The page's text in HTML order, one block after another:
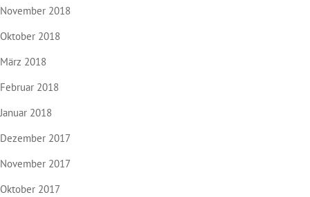
November 2018
Oktober 2018
März 2018
Februar 2018
Januar 2018
Dezember 2017
November 2017
Oktober 2017